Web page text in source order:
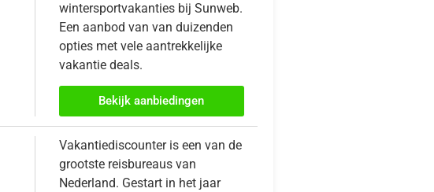
wintersportvakanties bij Sunweb.
Een aanbod van van duizenden
opties met vele aantrekkelijke
vakantie deals.
Bekijk aanbiedingen
Vakantiediscounter is een van de
grootste reisbureaus van
Nederland. Gestart in het jaar